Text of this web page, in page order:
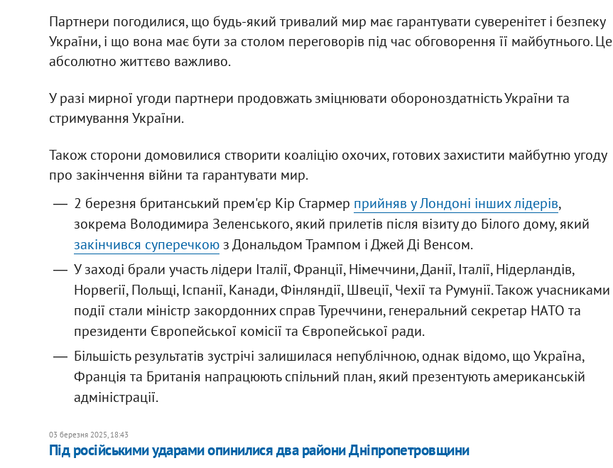
Партнери погодилися, що будь-який тривалий мир має гарантувати суверенітет і безпеку
України, і що вона має бути за столом переговорів під час обговорення її майбутнього. Це
абсолютно життєво важливо.
У разі мирної угоди партнери продовжать зміцнювати обороноздатність України та
стримування України.
Також сторони домовилися створити коаліцію охочих, готових захистити майбутню угоду
про закінчення війни та гарантувати мир.
2 березня британський прем'єр Кір Стармер прийняв у Лондоні інших лідерів,
зокрема Володимира Зеленського, який прилетів після візиту до Білого дому, який
закінчився суперечкоюз Дональдом Трампом і Джей Ді Венсом.
У заході брали участь лідери Італії, Франції, Німеччини, Данії, Італії, Нідерландів,
Норвегії, Польщі, Іспанії, Канади, Фінляндії, Швеції, Чехії та Румунії. Також учасниками
події стали міністр закордонних справ Туреччини, генеральний секретар НАТО та
президенти Європейської комісії та Європейської ради.
Більшість результатів зустрічі залишилася непублічною, однак відомо, що Україна,
Франція та Британія напрацюють спільний план, який презентують американській
адміністрації.
03 березня 2025, 18:43
Під російськими ударами опинилися два райони Дніпропетровщини